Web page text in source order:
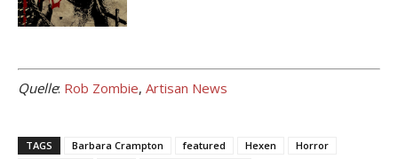
Quelle: Rob Zombie, Artisan News
TAGS Barbara Crampton featured Hexen
Horror